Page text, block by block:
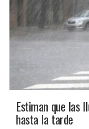
Estiman que las
hasta la tarde